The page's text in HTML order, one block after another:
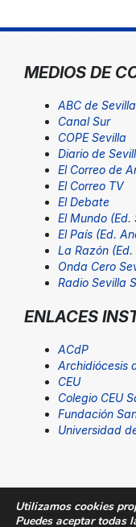
MEDIOS DE
ABC de Sevilla
Canal Sur
COPE Sevilla
Diario de
El Correo de
El Correo TV
El Debate
El Mundo (Ed.
El País (Ed.
La Razón (Ed.
Onda Cero
Radio Sevilla
ENLACES
ACdP
Archidiócesis
CEU
Colegio CEU
Fundación
Universidad
Utilizamos cookies
Puedes aceptar todas